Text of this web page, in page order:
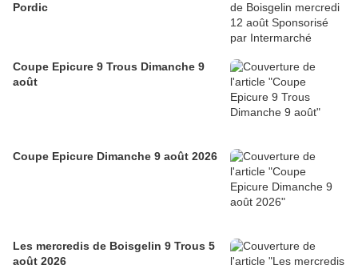
Pordic
Coupe Epicure 9 Trous Dimanche 9
août
Coupe Epicure Dimanche 9 août 2026
Les mercredis de Boisgelin 9 Trous 5
août 2026